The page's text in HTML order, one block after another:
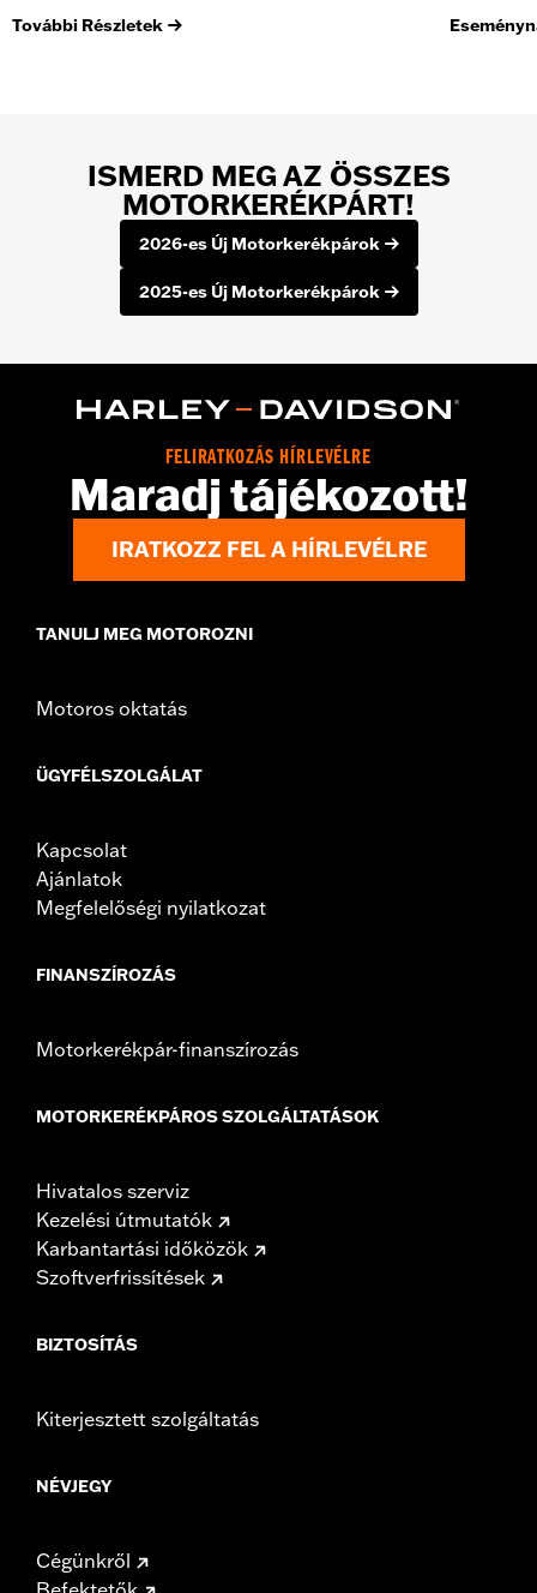
További Részletek
ISMERD MEG AZ ÖSSZES
MOTORKERÉKPÁRT!
2026-es Új Motorkerékpárok
2025-es Új Motorkerékpárok
FELIRATKOZÁS HÍRLEVÉLRE
Maradj tájékozott!
IRATKOZZ FEL A HÍRLEVÉLRE
TANULJ MEG MOTOROZNI
Motoros oktatás
ÜGYFÉLSZOLGÁLAT
Kapcsolat
Ajánlatok
Megfelelőségi nyilatkozat
FINANSZÍROZÁS
Motorkerékpár-finanszírozás
MOTORKERÉKPÁROS SZOLGÁLTATÁSOK
Hivatalos szerviz
Kezelési útmutatók
Karbantartási időközök
Szoftverfrissítések
BIZTOSÍTÁS
Kiterjesztett szolgáltatás
NÉVJEGY
Cégünkről